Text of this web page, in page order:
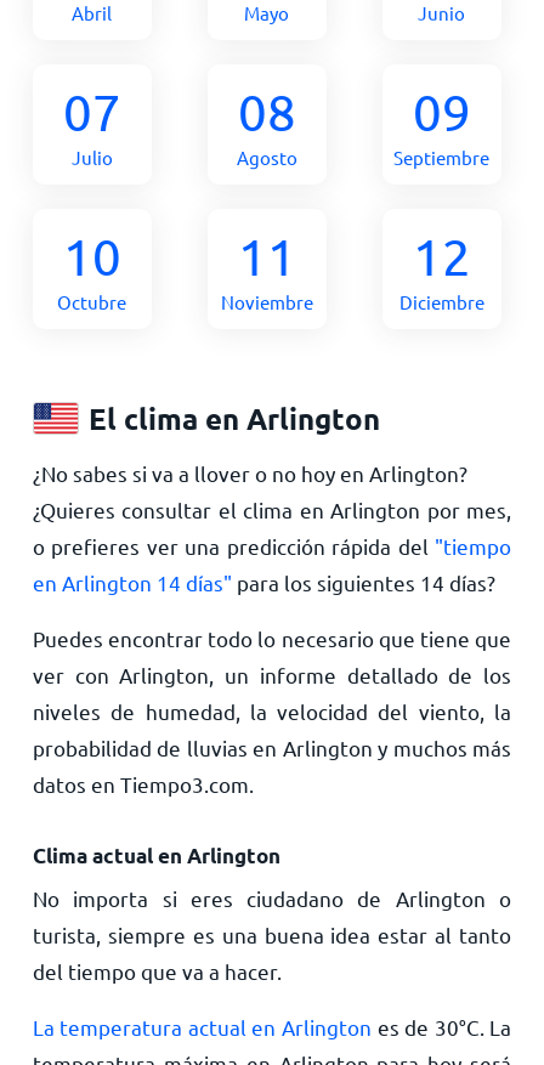
Abril Mayo Junio
07
Julio
08
Agosto
09
Septiembre
10
Octubre
11
Noviembre
12
Diciembre
El clima en Arlington
¿No sabes si va a llover o no hoy en Arlington?
¿Quieres consultar el clima en Arlington por mes,
o prefieres ver una predicción rápida del "tiempo
en Arlington 14 días" para los siguientes 14 días?
Puedes encontrar todo lo necesario que tiene que
ver con Arlington, un informe detallado de los
niveles de humedad, la velocidad del viento, la
probabilidad de lluvias en Arlington y muchos más
datos en Tiempo3.com.
Clima actual en Arlington
No importa si eres ciudadano de Arlington o
turista, siempre es una buena idea estar al tanto
del tiempo que va a hacer.
La temperatura actual en Arlington es de 30°C . La